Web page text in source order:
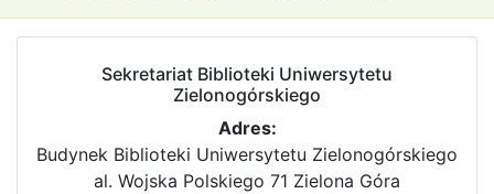
Sekretariat Biblioteki Uniwersytetu
Zielonogórskiego
Adres:
Budynek Biblioteki Uniwersytetu Zielonogórskiego
al. Wojska Polskiego 71 Zielona Góra